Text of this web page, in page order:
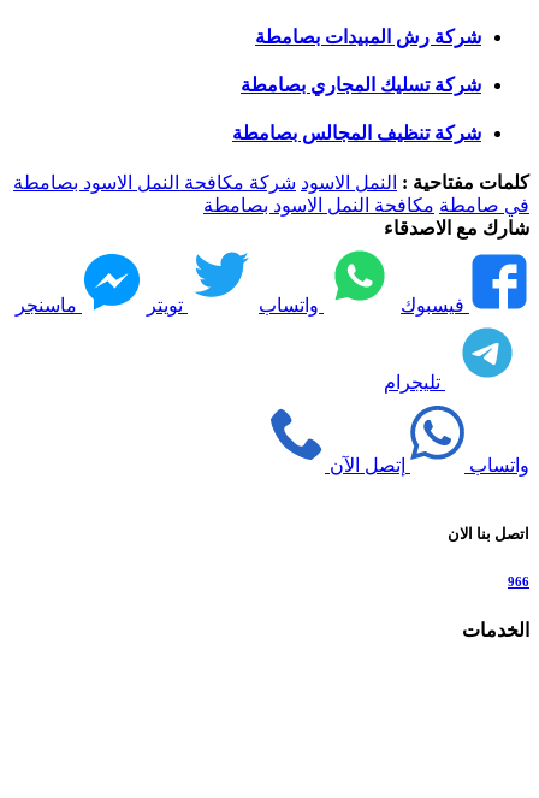
شركة رش المبيدات بصامطة
شركة تسليك المجاري بصامطة
شركة تنظيف المجالس بصامطة
كلمات مفتاحية : النمل الاسود شركة مكافحة النمل الاسود بصامطة
في صامطة مكافحة النمل الاسود بصامطة
شارك مع الاصدقاء
فيسبوك واتساب تويتر ماسنجر
تليجرام
واتساب إتصل الآن
اتصل بنا الان
966
الخدمات